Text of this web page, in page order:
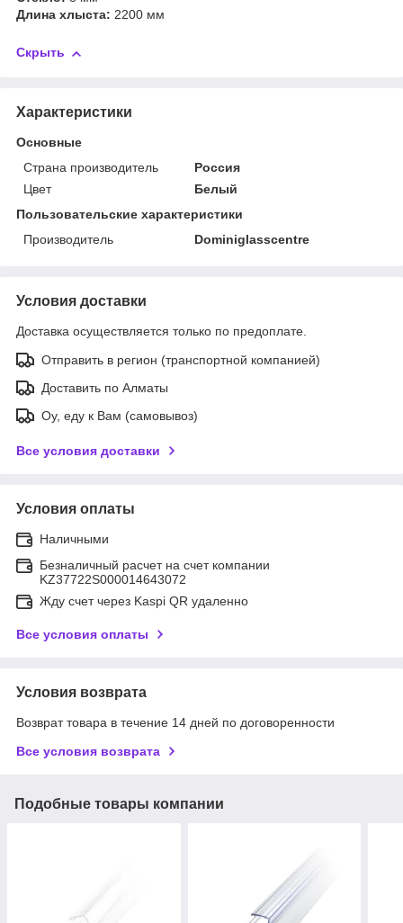
Длина хлыста: 2200 мм
Скрыть
Характеристики
Основные
Страна производитель
Россия
Цвет
Белый
Пользовательские характеристики
Производитель
Dominiglasscentre
Условия доставки
Доставка осуществляется только по предоплате.
Отправить в регион (транспортной компанией)
Доставить по Алматы
Оу, еду к Вам (самовывоз)
Все условия доставки
Условия оплаты
Наличными
Безналичный расчет на счет компании
KZ37722S000014643072
Жду счет через Kaspi QR удаленно
Все условия оплаты
Условия возврата
Возврат товара в течение 14 дней по договоренности
Все условия возврата
Подобные товары компании